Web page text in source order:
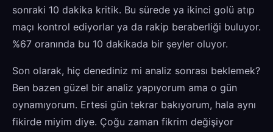
sonraki 10 dakika kritik. Bu sürede ya ikinci golü atıp
maçı kontrol ediyorlar ya da rakip beraberliği buluyor.
%67 oranında bu 10 dakikada bir şeyler oluyor.
Son olarak, hiç denediniz mi analiz sonrası beklemek?
Ben bazen güzel bir analiz yapıyorum ama o gün
oynamıyorum. Ertesi gün tekrar bakıyorum, hala aynı
fikirde miyim diye. Çoğu zaman fikrim değişiyor